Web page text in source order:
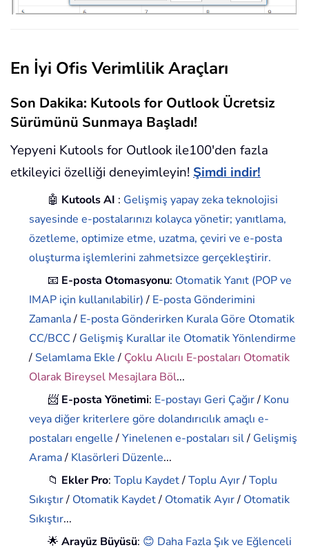
En İyi Ofis Verimlilik Araçları
Son Dakika: Kutools for Outlook Ücretsiz
Sürümünü Sunmaya Başladı!
Yepyeni Kutools for Outlook ile100'den fazla
etkileyici özelliği deneyimleyin! Şimdi indir!
🤖 Kutools AI : Gelişmiş yapay zeka teknolojisi
sayesinde e-postalarınızı kolayca yönetir; yanıtlama,
özetleme, optimize etme, uzatma, çeviri ve e-posta
oluşturma işlemlerini zahmetsizce gerçekleştirir.
📧 E-posta Otomasyonu: Otomatik Yanıt (POP ve
IMAP için kullanılabilir)/ E-posta Gönderimini
Zamanla/ E-posta Gönderirken Kurala Göre Otomatik
CC/BCC/ Gelişmiş Kurallar ile Otomatik Yönlendirme
/ Selamlama Ekle/ Çoklu Alıcılı E-postaları Otomatik
Olarak Bireysel Mesajlara Böl...
📨 E-posta Yönetimi: E-postayı Geri Çağır/ Konu
veya diğer kriterlere göre dolandırıcılık amaçlı e-
postaları engelle/Yinelenen e-postaları sil/ Gelişmiş
Arama/ Klasörleri Düzenle...
📁 Ekler Pro:Toplu Kaydet/Toplu Ayır/Toplu
Sıkıştır/ Otomatik Kaydet/ Otomatik Ayır/ Otomatik
Sıkıştır...
🌟Arayüz Büyüsü: 😊 Daha Fazla Şık ve Eğlenceli